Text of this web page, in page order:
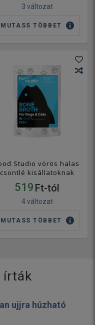
3 változat
MUTASS TÖBBET
Studio vörös halas
csontlé kisállatoknak
519 Ft-tól
4 változat
MUTASS TÖBBET
írták
ujjra húzható